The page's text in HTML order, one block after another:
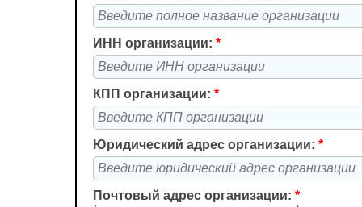
ИНН организации: *
КПП организации: *
Юридический адрес организации: *
Почтовый адрес организации: *